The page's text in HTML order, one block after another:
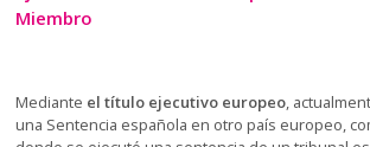
Miembro
Mediante el título ejecutivo europeo,
una Sentencia española en otro país europeo,